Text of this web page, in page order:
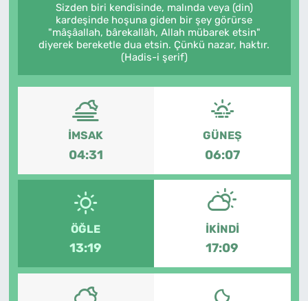
Sizden biri kendisinde, malında veya (din)
kardeşinde hoşuna giden bir şey görürse
"mâşâallah, bârekallâh, Allah mübarek etsin"
diyerek bereketle dua etsin. Çünkü nazar, haktır.
(Hadis-i şerif)
İMSAK
04:31
GÜNEŞ
06:07
ÖĞLE
13:19
İKINDI
17:09
MAGAZİN